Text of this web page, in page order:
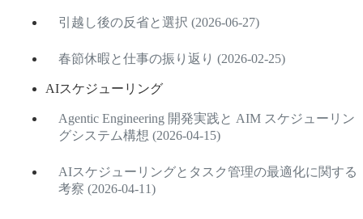
引越し後の反省と選択 (2026-06-27)
春節休暇と仕事の振り返り (2026-02-25)
AIスケジューリング
Agentic Engineering 開発実践と AIM スケジューリン
グシステム構想 (2026-04-15)
AIスケジューリングとタスク管理の最適化に関する
考察 (2026-04-11)